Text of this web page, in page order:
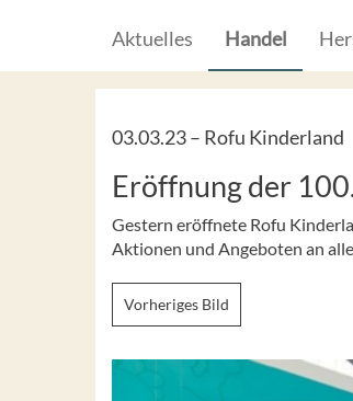
Aktuelles Handel
03.03.23 – Rofu Kinderland
Eröffnung der
Gestern eröffnete Rofu
Aktionen und Angeboten an
Vorheriges Bild